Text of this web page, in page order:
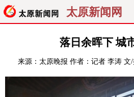
太原新闻网
聚焦
经济 关注
落日余晖下 城
来源： 太原晚报 作者：记者 李涛 文